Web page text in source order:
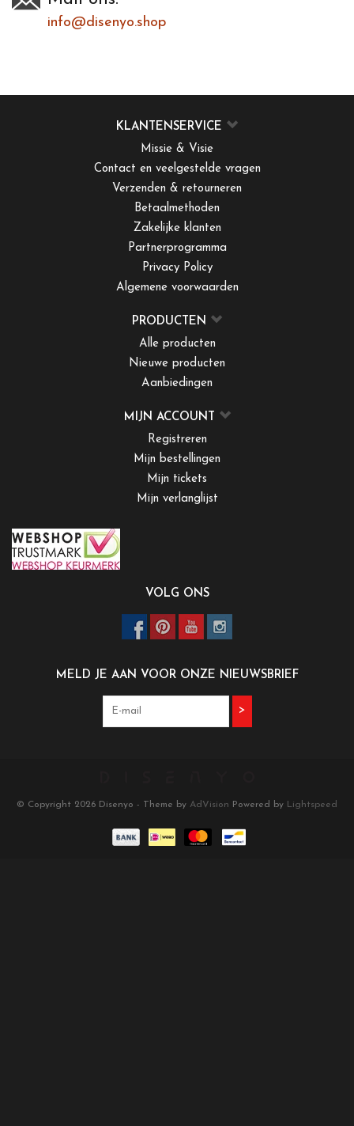
info@disenyo.shop
KLANTENSERVICE
Missie & Visie
Contact en veelgestelde vragen
Verzenden & retourneren
Betaalmethoden
Zakelijke klanten
Partnerprogramma
Privacy Policy
Algemene voorwaarden
PRODUCTEN
Alle producten
Nieuwe producten
Aanbiedingen
MIJN ACCOUNT
Registreren
Mijn bestellingen
Mijn tickets
Mijn verlanglijst
VOLG ONS
MELD JE AAN VOOR ONZE NIEUWSBRIEF
>
© Copyright 2026 Disenyo - Theme by AdVision Powered by Lightspeed